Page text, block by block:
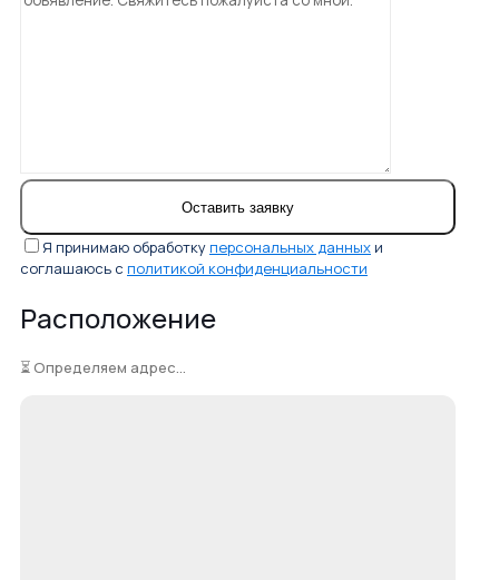
Я принимаю обработкуперсональных данных и
соглашаюсь с политикой конфиденциальности
Расположение
⏳ Определяем адрес...